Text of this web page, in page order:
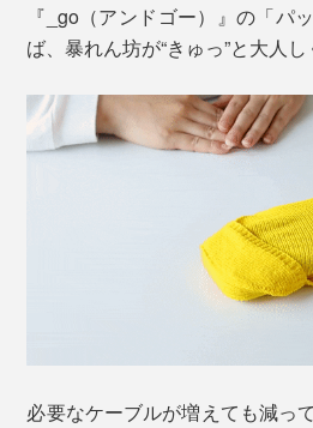
『_go（アンドゴー）』の「パ
ば、暴れん坊が“きゅっ”と大人し
必要なケーブルが増えても減っ